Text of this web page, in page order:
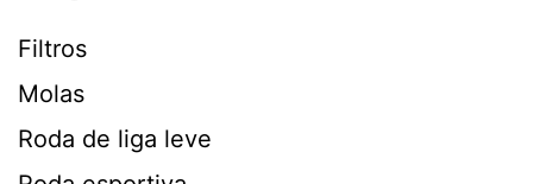
Filtros
Molas
Roda de liga leve